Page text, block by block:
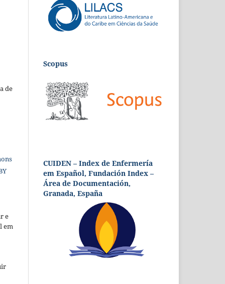
de
e
em
Scopus
CUIDEN – Index de Enfermería
em Español, Fundación Index –
Área de Documentación,
Granada, España